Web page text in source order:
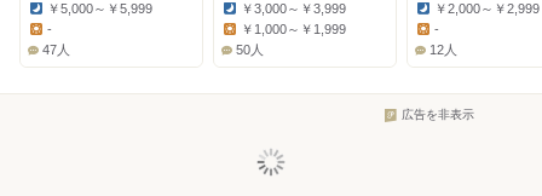
Dinner:
￥5,000～￥5,999
Lunch:
-
47人
Dinner:
￥3,000～￥3,999
Lunch:
￥1,000～￥1,999
50人
Dinner:
￥2,000～￥2,999
Lunch:
-
12人
広告を非表示